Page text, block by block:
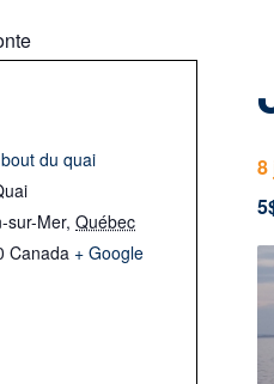
8
du quai
sur-Mer, Québec
Canada + Google